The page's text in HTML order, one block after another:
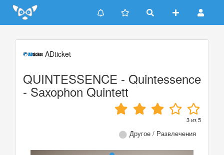
Update cookies preferences
ADticket
QUINTESSENCE - Quintessence
- Saxophon Quintett
3из5
Другое / Развлечения